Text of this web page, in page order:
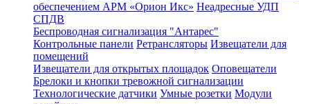
обеспечением АРМ «Орион Икс» Неадресные УДП
СПДВ
Беспроводная сигнализация "Антарес"
Контрольные панели Ретрансляторы Извещатели для
помещений
Извещатели для открытых площадок Оповещатели
Брелоки и кнопки тревожной сигнализации
Технологические датчики Умные розетки Модули